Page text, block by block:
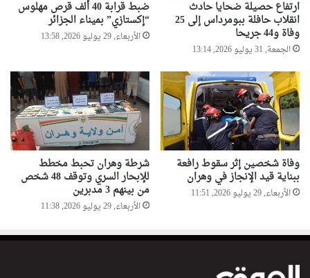
ارتفاع حصيلة ضحايا حادث
انقلاب حافلة ببومرداس إلى 25
وفاة و44 جريحا
الجمعة, 31 يوليو 2026, 13:14
ضبط قرابة 40 ألف قرص مهلوس
“إكستازي” بميناء الجزائر
الأربعاء, 29 يوليو 2026, 13:58
وفاة شخصين إثر سقوط رافعة
ببناية قيد الإنجاز في وهران
الأربعاء, 29 يوليو 2026, 11:51
شرطة وهران تحبط مخطط
للإبحار السري وتوقف 48 شخص
من بينهم 3 مدبرين
الأربعاء, 29 يوليو 2026, 11:38